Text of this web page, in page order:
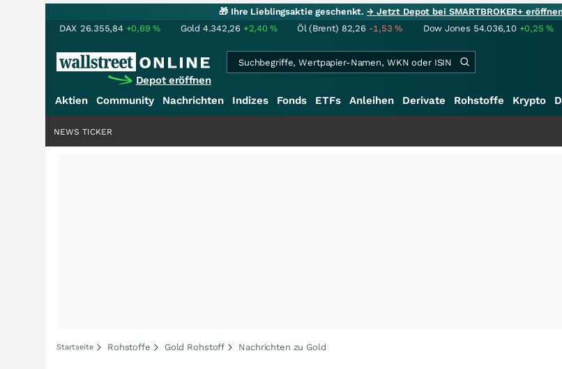
🎁 Ihre Lieblingsaktie geschenkt.→ Jetzt Depot bei SMARTBROKER+
DAX 26.355,84 +0,69% Gold 4.342,26 +2,40% Öl (Brent) 82,26 -1,53% Dow Jones 54.036,10 +0,25%
Depot eröffnen
Aktien Community Nachrichten Indizes Fonds ETFs Anleihen Derivate Rohstoffe Krypto
NEWS TICKER
Startseite Rohstoffe Gold Rohstoff Nachrichten zu Gold